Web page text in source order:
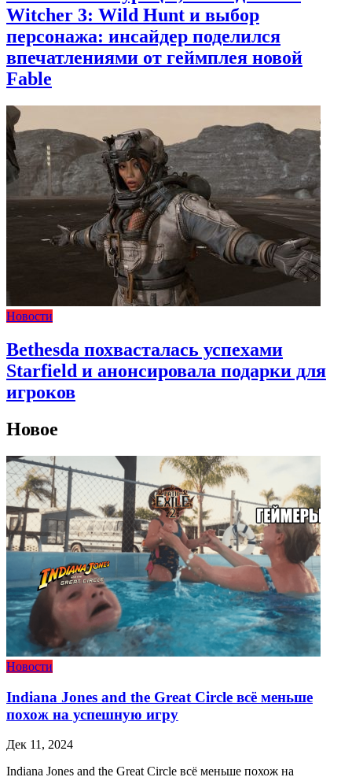
Witcher 3: Wild Hunt и выбор
персонажа: инсайдер поделился
впечатлениями от геймплея новой
Fable
Новости
Bethesda похвасталась успехами
Starfield и анонсировала подарки для
игроков
Новое
Новости
Indiana Jones and the Great Circle всё меньше
похож на успешную игру
Дек 11, 2024
Indiana Jones and the Great Circle всё меньше похож на